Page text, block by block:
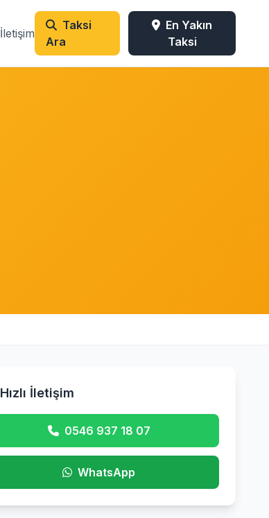
İletişim
Taksi
Ara
En Yakın
Taksi
Hızlı İletişim
0546 937 18 07
WhatsApp